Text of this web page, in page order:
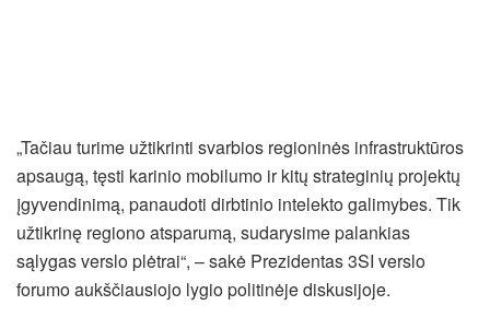
„Tačiau turime užtikrinti svarbios regioninės infrastruktūros
apsaugą, tęsti karinio mobilumo ir kitų strateginių projektų
įgyvendinimą, panaudoti dirbtinio intelekto galimybes. Tik
užtikrinę regiono atsparumą, sudarysime palankias
sąlygas verslo plėtrai“, – sakė Prezidentas 3SI verslo
forumo aukščiausiojo lygio politinėje diskusijoje.